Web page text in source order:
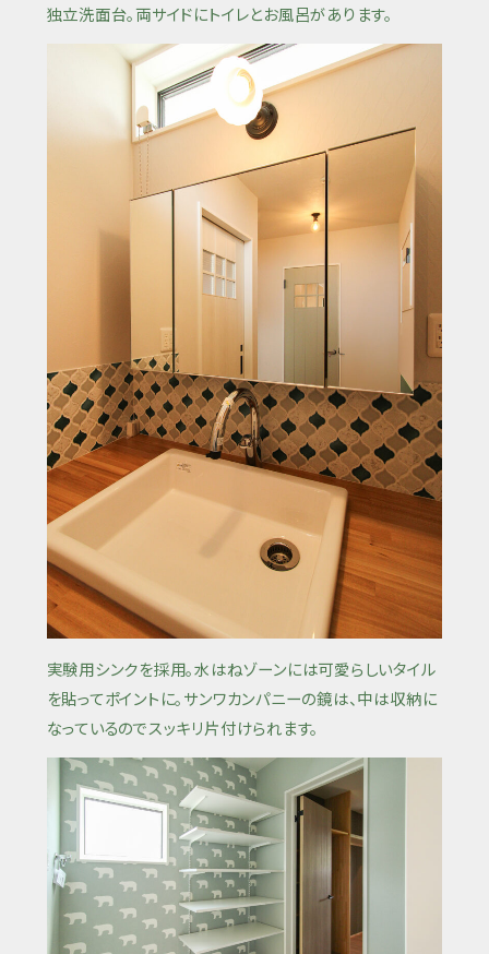
独立洗面台。両サイドにトイレとお風呂があります。
実験用シンクを採用。水はねゾーンには可愛らしいタイル
を貼ってポイントに。サンワカンパニーの鏡は、中は収納に
なっているのでスッキリ片付けられます。